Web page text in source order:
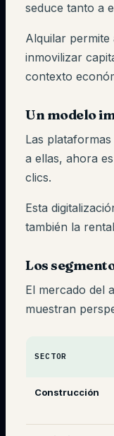
seduce tanto a
Alquilar permite
inmovilizar
contexto
Un modelo
Las
a ellas, ahora
clics.
Esta
también la
Los
El mercado del
muestran
SECTOR
Construcción